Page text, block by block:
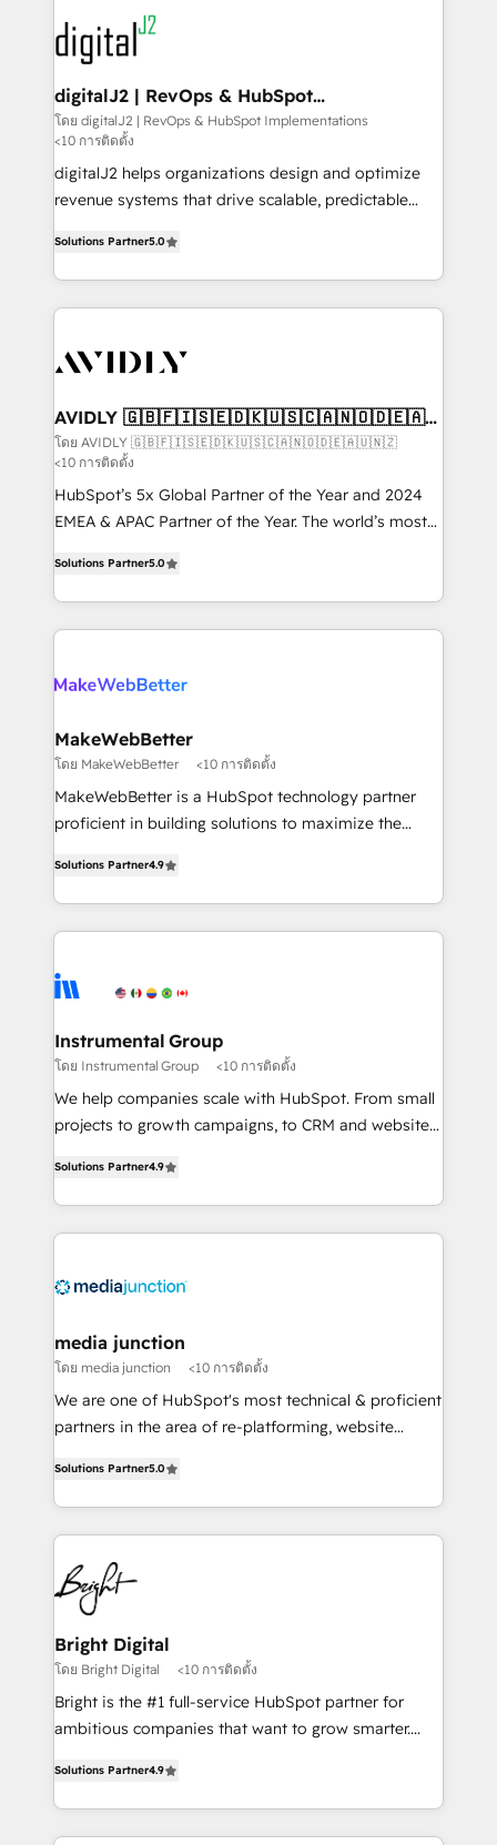
www.onthefuze.com/hubspot-admin Contact us to
learn more!
experts in marketing automation, growth, revops,
CRM and webdesign (We focus on EMEA - USA
customers).
digitalJ2 | RevOps & HubSpot
Implementations
โดย digitalJ2 | RevOps & HubSpot Implementations
<10 การติดตั้ง
digitalJ2 helps organizations design and optimize
revenue systems that drive scalable, predictable
Partner, we specialize in both strategic RevOps
planning and hands-on technical execution - building
the operational foundation companies need to
Healthcare - Financial Services - Managed IT (MSP) -
we help: ✔️ Full HubSpot implementations and portal
optimization ✔️ Data migrations, CRM architecture,
and reporting foundations ✔️ Custom integrations
and workflow automation ✔️ User adoption
programs, training, and enablement Through project-
partnerships, we guide organizations through the
revenue maturity model - delivering the right
improvements at the right time so operations
grows.
Solutions Partner5.0
AVIDLY 🇬🇧🇫🇮🇸🇪🇩🇰🇺🇸🇨🇦🇳🇴🇩🇪🇦🇺
🇳🇿
โดย AVIDLY 🇬🇧🇫🇮🇸🇪🇩🇰🇺🇸🇨🇦🇳🇴🇩🇪🇦🇺🇳🇿
<10 การติดตั้ง
HubSpot’s 5x Global Partner of the Year and 2024
EMEA & APAC Partner of the Year. The world’s most
and 370+ specialists across EMEA, APAC and NAM,
we de-risk complex CRM programmes and
multi-region migrations to AI-powered automation,
scale. 🏆 HubSpot’s CEO called us “the partner of the
future.” Others agree it is proof of trust built through
measurable impact.
Solutions Partner5.0
MakeWebBetter
โดย MakeWebBetter <10 การติดตั้ง
MakeWebBetter is a HubSpot technology partner
proficient in building solutions to maximize the
growing tech-enabler & facilitator, MakeWebBetter,
hands you the blend of HubSpot expertise &
eminent solutions & integrations. Trust us to
Elite Partners with 10+ years of HubSpot experience
Premier Partner 2023 🌟5 HubSpot Accreditations 🌟
Won HubSpot Theme Challenge 2021 🌟INBOUND’19
HubSpot Rising Star Why us? Harnessing the full
potential of the powerful HubSpot CRM. ✔️A team of
HubSpot experience ✔️Flexible pricing models —
Hourly-fee (assigned one Dedicated HubSpot
requirement). ✔️Helped over 25,000+ customers so
Solutions Partner4.9
Instrumental Group
โดย Instrumental Group <10 การติดตั้ง
We help companies scale with HubSpot. From small
projects to growth campaigns, to CRM and websites.
HubSpot and willing to work hand-in-hand with your
team to simplify the complex and build a better
experience for your team and customers.
Solutions Partner4.9
media junction
โดย media junction <10 การติดตั้ง
We are one of HubSpot's most technical & proficient
partners in the area of re-platforming, website
implementations for mid-market & enterprise
companies. We are woman-owned, powered by
coffee, and we ❤️ dogs. We produce award-winning
work for our clients. 🏆2023 Technical Expertise
Impact Award 🏆2022 Technical Expertise Impact
Award 🏆2022 Platform Migration Excellence Impact
Award 🏆2020 Elite Solutions Partner 🏆2019
Integrations HubSpot Impact Award 🏆2019
Marketing Enablement HubSpot Impact Award 🏆
2018 Website Design HubSpot Impact Award 🏆2017
Growth-Driven Design Agency of the Year 🏆2016
Sales Enablement HubSpot Impact Award 🏆2015
Solutions Partner5.0
Bright Digital
โดย Bright Digital <10 การติดตั้ง
Bright is the #1 full-service HubSpot partner for
ambitious companies that want to grow smarter.
developing a new website to lead generation and
digital marketing; we do it all (and with great
results)! In short, our services include: - HubSpot
Solutions Partner4.9